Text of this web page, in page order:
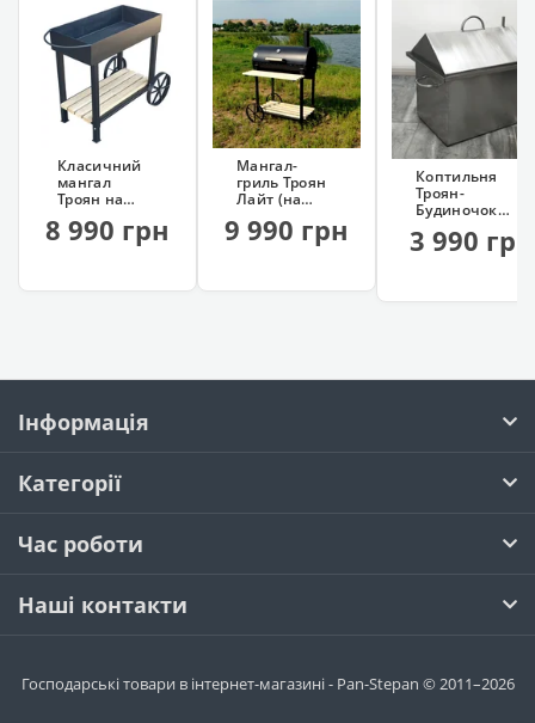
Класичний
мангал
Троян на
(сталь 4 мм)
8 990 грн
Мангал-
гриль Троян
Лайт (на
шампурів)
9 990 грн
Коптильня
Троян-
Будиночок
(нержавіюча,
3 990 грн
Інформація
Категорії
Час роботи
Наші контакти
Господарські товари в інтернет-магазині - Pan-Stepan © 2011–2026